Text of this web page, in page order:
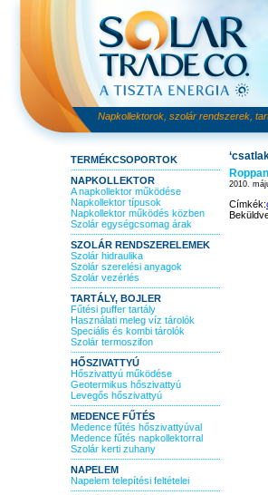
Napkollektorok, szolár rendszerek,
TERMÉKCSOPORTOK
NAPKOLLEKTOR
A napkollektor működése
Napkollektor típusok
Napkollektor működés közben
Szolár egységcsomag árak
SZOLÁR RENDSZERELEMEK
Szolár hidraulika
Szolár szerelési anyagok
Szolár vezérlés
TARTÁLY, BOJLER
Fűtési puffer tartály
Használati meleg víz tárolók
Speciális és kombi tárolók
Szolár termoszifon
HŐSZIVATTYÚ
Hőszivattyú működése
Geotermikus hőszivattyú
Levegős hőszivattyú
MEDENCE FŰTÉS
Medence fűtés hőszivattyúval
Medence fűtés napkollektorral
Szolár kerti zuhany
NAPELEM
Napelem telepítési feltételei
2010.
Címkék: